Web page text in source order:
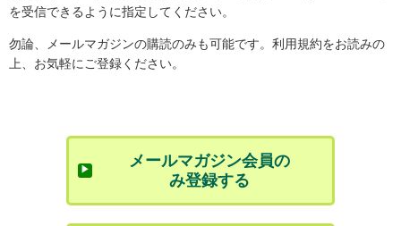
を受信できるように指定してください。
勿論、メールマガジンの購読のみも可能です。利用規約をお読みの
上、お気軽にご登録ください。
メールマガジン会員の
み登録する